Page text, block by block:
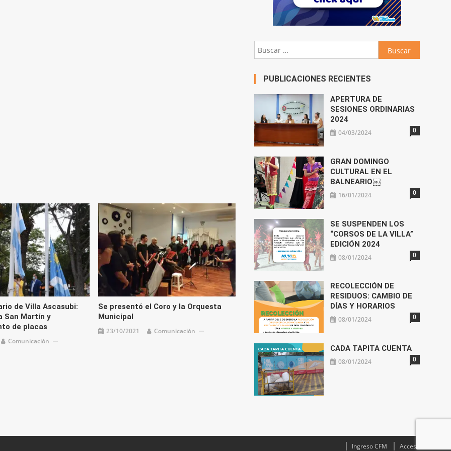
de Villa Ascasubi:
San Martín y
de placas
Comunicación
Se presentó el Coro y la Orquesta
Municipal
23/10/2021 Comunicación
Buscar:
PUBLICACIONES RECIENTES
APERTURA DE
SESIONES ORDINARIAS
2024
04/03/2024 0
GRAN DOMINGO
CULTURAL EN EL
BALNEARIO￼
16/01/2024 0
SE SUSPENDEN LOS
“CORSOS DE LA VILLA”
EDICIÓN 2024
08/01/2024 0
RECOLECCIÓN DE
RESIDUOS: CAMBIO DE
DÍAS Y HORARIOS
08/01/2024 0
CADA TAPITA CUENTA
08/01/2024 0
Ingreso CFM Acceso